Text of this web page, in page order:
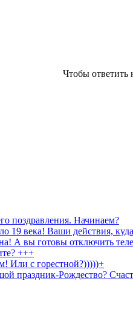
Чтобы ответить
поздравления. Начинаем?
19 века! Ваши действия,
А вы готовы отключить
+++
Или с горестной?)))))+
праздник-Рождество?